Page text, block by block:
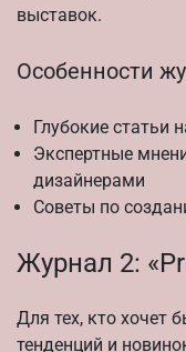
выставок.
Особенности
Глубокие статьи
Экспертные
дизайнерами
Советы по
Журнал 2:
Для тех, кто хочет
тенденций и